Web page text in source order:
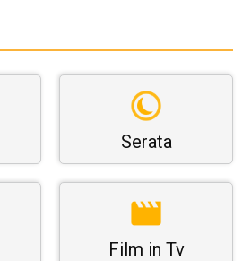
Serata
Film in Tv